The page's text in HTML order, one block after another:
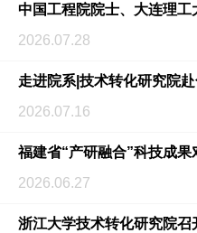
2026.07.28
走进院系|技术转化研究院
2026.07.16
2026.06.27
浙江大学技术转化研究院召